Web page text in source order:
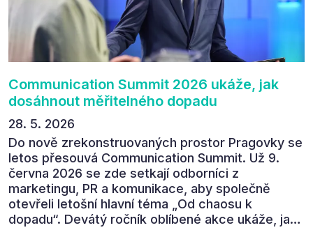
cítit po celý 9. červen v Pragovce – že ročník s
tématem „Od chaosu k dopadu“ se skutečně
povedl.
Communication Summit 2026 ukáže, jak
dosáhnout měřitelného dopadu
28. 5. 2026
Do nově zrekonstruovaných prostor Pragovky se
letos přesouvá Communication Summit. Už 9.
června 2026 se zde setkají odborníci z
marketingu, PR a komunikace, aby společně
otevřeli letošní hlavní téma „Od chaosu k
dopadu“. Devátý ročník oblíbené akce ukáže, jak